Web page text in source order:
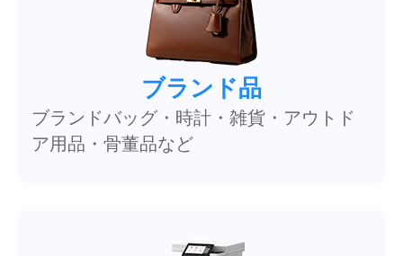
ブランド品
ブランドバッグ・時計・雑貨・アウトド
ア用品・骨董品など